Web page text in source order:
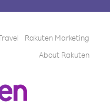
Rakuten Marketing
About Rakuten